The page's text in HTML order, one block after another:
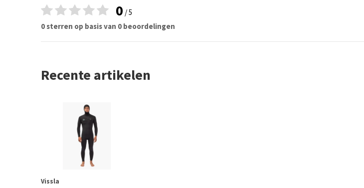
0 / 5
0 sterren op basis van 0 beoordelingen
Recente artikelen
Vissla